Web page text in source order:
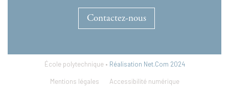
Contactez-nous
École polytechnique • Réalisation Net.Com 2024
Mentions légales Accessibilité numérique